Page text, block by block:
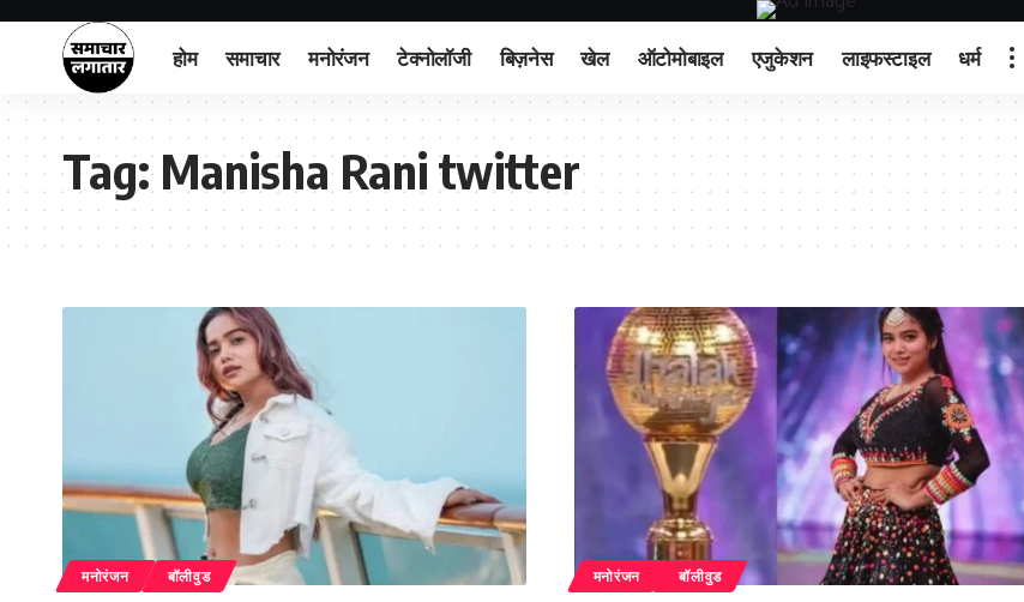
होम समाचार मनोरंजन टेक्नोलॉजी बिज़नेस खेल ऑटोमोबाइल एजुकेशन लाइफस्टाइल धर्म
Tag:Manisha Rani twitter
मनोरंजन बॉलीवुड मनोरंजन बॉलीवुड